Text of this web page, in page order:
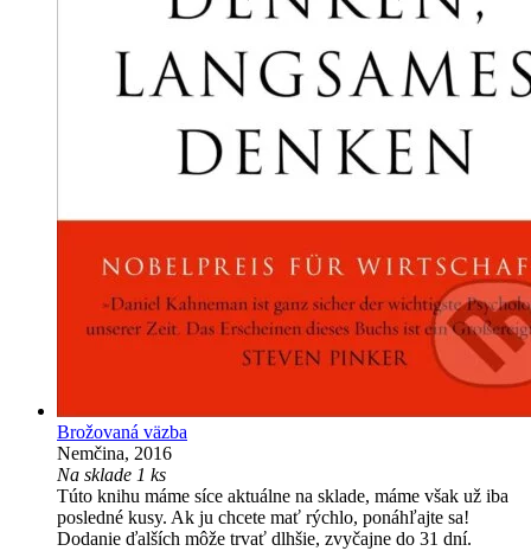
Brožovaná väzba
Nemčina, 2016
Na sklade 1 ks
Túto knihu máme síce aktuálne na sklade, máme však už iba
posledné kusy. Ak ju chcete mať rýchlo, ponáhľajte sa!
Dodanie ďalších môže trvať dlhšie, zvyčajne do 31 dní.